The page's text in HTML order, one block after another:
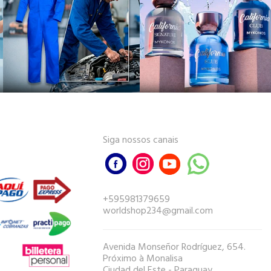
Siga nossos canais
+595981379659
worldshop234@gmail.com
Avenida Monseñor Rodríguez, 654.
Próximo à Monalisa